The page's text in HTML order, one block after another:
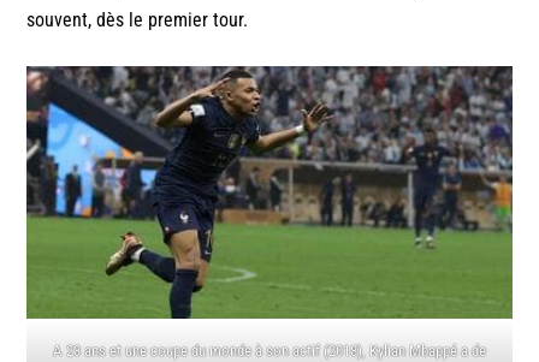
souvent, dès le premier tour.
A 23 ans et une coupe du monde à son actif (2018), Kylian Mbappé a de